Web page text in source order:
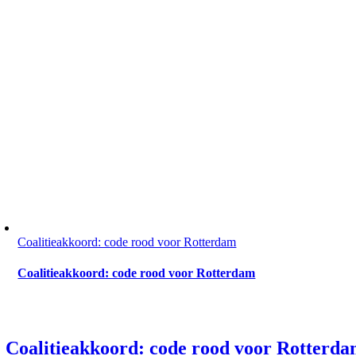
Coalitieakkoord: code rood voor Rotterdam
Coalitieakkoord: code rood voor Rotterdam
Coalitieakkoord: code rood voor